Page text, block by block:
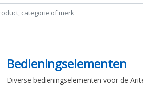
Bedieningselementen
Diverse bedieningselementen voor de